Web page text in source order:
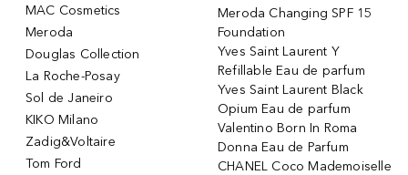
MAC Cosmetics
Meroda
Douglas Collection
La Roche-Posay
Sol de Janeiro
KIKO Milano
Zadig&Voltaire
Tom Ford
Meroda Changing SPF 15
Foundation
Yves Saint Laurent Y
Refillable Eau de parfum
Yves Saint Laurent Black
Opium Eau de parfum
Valentino Born In Roma
Donna Eau de Parfum
CHANEL Coco Mademoiselle